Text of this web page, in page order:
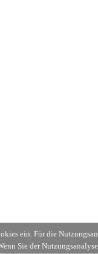
ein. Für die
Sie der